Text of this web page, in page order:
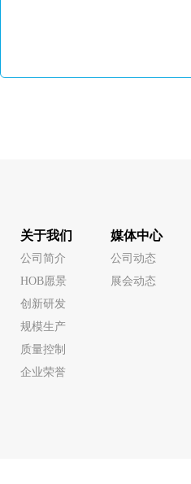
关于我们
公司简介
HOB愿景
创新研发
规模生产
质量控制
企业荣誉
媒体中心
公司动态
展会动态